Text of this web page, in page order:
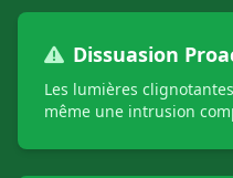
Dissuasion
Les lumières
même une intrusion